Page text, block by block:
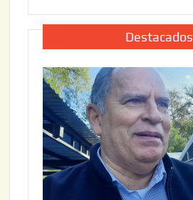
,
0
2
6
l
o
2
2
,
2
6
Destacados